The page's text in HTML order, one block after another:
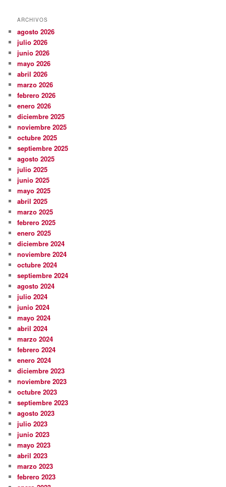
ARCHIVOS
agosto 2026
julio 2026
junio 2026
mayo 2026
abril 2026
marzo 2026
febrero 2026
enero 2026
diciembre 2025
noviembre 2025
octubre 2025
septiembre 2025
agosto 2025
julio 2025
junio 2025
mayo 2025
abril 2025
marzo 2025
febrero 2025
enero 2025
diciembre 2024
noviembre 2024
octubre 2024
septiembre 2024
agosto 2024
julio 2024
junio 2024
mayo 2024
abril 2024
marzo 2024
febrero 2024
enero 2024
diciembre 2023
noviembre 2023
octubre 2023
septiembre 2023
agosto 2023
julio 2023
junio 2023
mayo 2023
abril 2023
marzo 2023
febrero 2023